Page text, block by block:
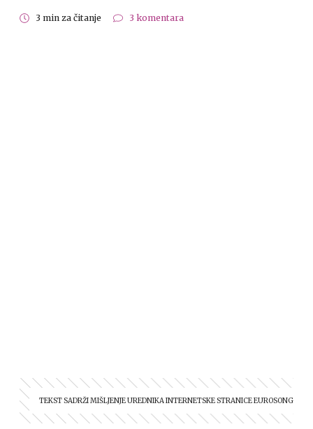
3 min za čitanje 3 komentara
TEKST SADRŽI MIŠLJENJE UREDNIKA INTERNETSKE STRANICE EUROSONG.HR.